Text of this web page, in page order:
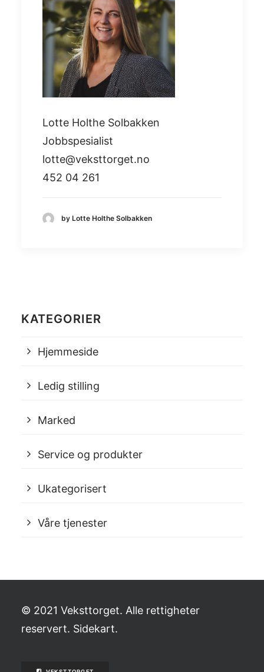
Lotte Holthe Solbakken
Jobbspesialist
lotte@veksttorget.no
452 04 261
by Lotte Holthe Solbakken
KATEGORIER
Hjemmeside
Ledig stilling
Marked
Service og produkter
Ukategorisert
Våre tjenester
© 2021 Veksttorget. Alle rettigheter
reservert. Sidekart.